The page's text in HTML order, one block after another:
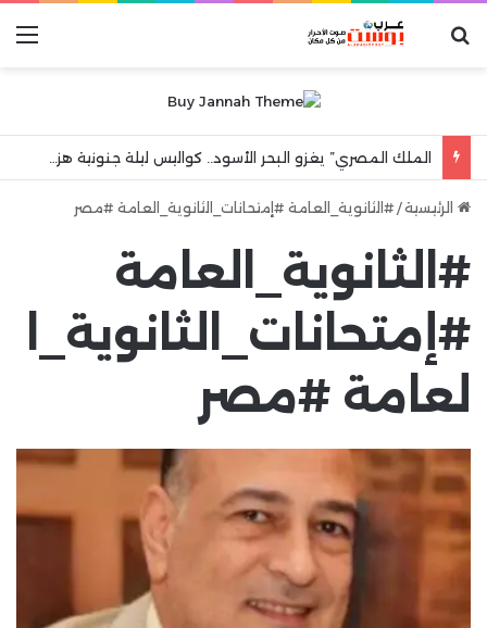
بحث عن
الرئيسية/ #الثانوية_العامة #إمتحانات_الثانوية_العامة #مصر
#الثانوية_العامة
#إمتحانات_الثانوية_ا
لعامة #مصر